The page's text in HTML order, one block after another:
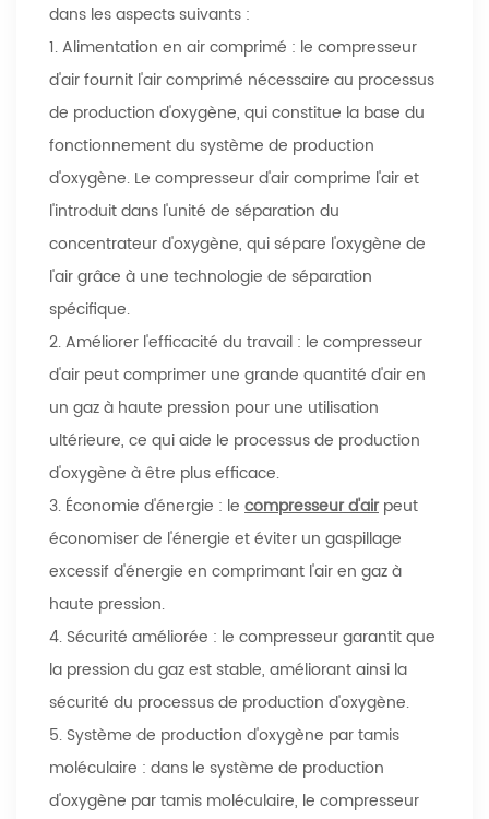
dans les aspects suivants :
1. Alimentation en air comprimé : le compresseur
d'air fournit l'air comprimé nécessaire au processus
de production d'oxygène, qui constitue la base du
fonctionnement du système de production
d'oxygène. Le compresseur d'air comprime l'air et
l'introduit dans l'unité de séparation du
concentrateur d'oxygène, qui sépare l'oxygène de
l'air grâce à une technologie de séparation
spécifique.
2. Améliorer l'efficacité du travail : le compresseur
d'air peut comprimer une grande quantité d'air en
un gaz à haute pression pour une utilisation
ultérieure, ce qui aide le processus de production
d'oxygène à être plus efficace.
3. Économie d'énergie : le compresseur d'airpeut
économiser de l'énergie et éviter un gaspillage
excessif d'énergie en comprimant l'air en gaz à
haute pression.
4. Sécurité améliorée : le compresseur garantit que
la pression du gaz est stable, améliorant ainsi la
sécurité du processus de production d'oxygène.
5. Système de production d'oxygène par tamis
moléculaire : dans le système de production
d'oxygène par tamis moléculaire, le compresseur